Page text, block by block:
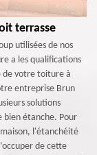
terrasse
utilisées de nos
a les qualifications
de votre toiture à
entreprise Brun
solutions
étanche. Pour
l'étanchéité
de cette